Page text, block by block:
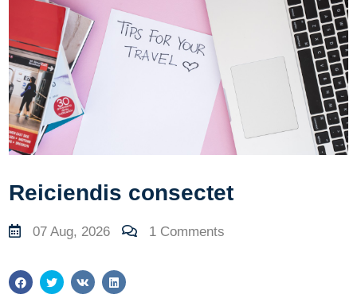
Reiciendis consectet
07 Aug, 2026 1 Comments